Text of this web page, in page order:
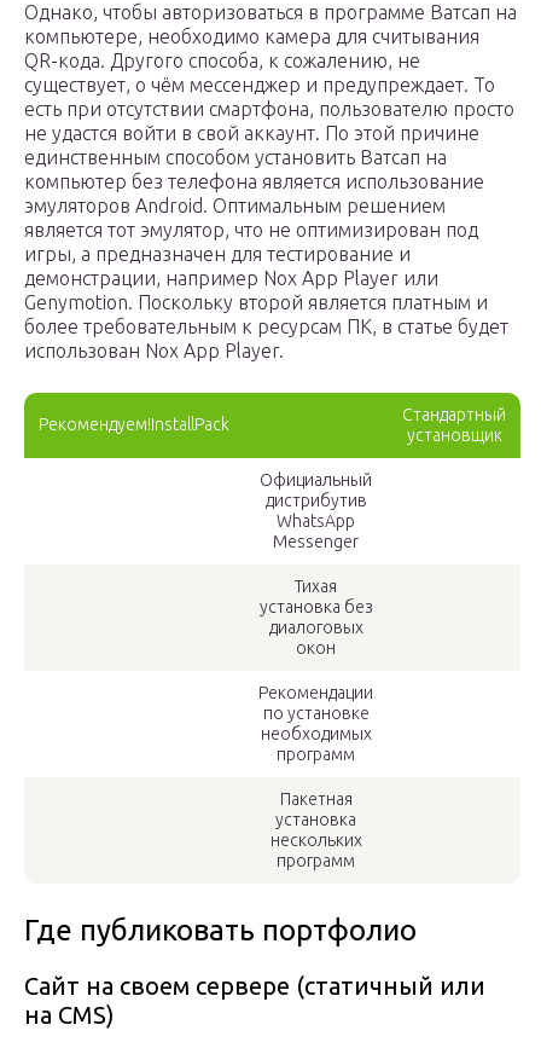
Однако, чтобы авторизоваться в программе Ватсап на
компьютере, необходимо камера для считывания
QR-кода. Другого способа, к сожалению, не
существует, о чём мессенджер и предупреждает. То
есть при отсутствии смартфона, пользователю просто
не удастся войти в свой аккаунт. По этой причине
единственным способом установить Ватсап на
компьютер без телефона является использование
эмуляторов Android. Оптимальным решением
является тот эмулятор, что не оптимизирован под
игры, а предназначен для тестирование и
демонстрации, например Nox App Player или
Genymotion. Поскольку второй является платным и
более требовательным к ресурсам ПК, в статье будет
использован Nox App Player.
Рекомендуем!InstallPack
Стандартный
установщик
Официальный
дистрибутив
WhatsApp
Messenger
Тихая
установка без
диалоговых
окон
Рекомендации
по установке
необходимых
программ
Пакетная
установка
нескольких
программ
Где публиковать портфолио
Сайт на своем сервере (статичный или
на CMS)